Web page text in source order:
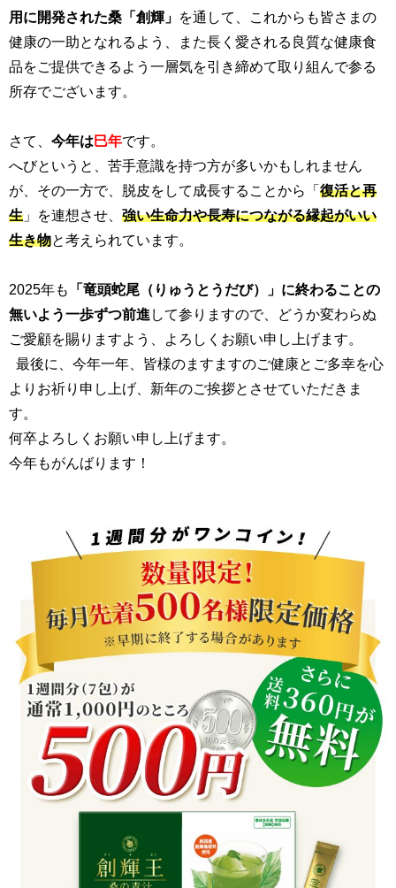
用に開発された桑「創輝」
を通して、これからも皆さまの
健康の一助となれるよう、また長く愛される 良質な健康食
品をご提供できるよう 一層気を引き締めて取り組んで参る
所存でございます。
さて、 今年は 巳年です。
へびというと、苦手意識を持つ方が多いかもしれません
が、その一方で、脱皮をして成長することから「 復活と再
生 」を連想させ、 強い生命力や長寿につながる縁起がいい
生き物と考えられています。
2025年も 「 竜頭蛇尾（りゅうとうだび）」に終わることの
無いよう一歩ずつ前進 して参りますので、どうか変わらぬ
ご愛顧を賜りますよう、よろしくお願い申し上げます。
最後に、今年一年、皆様のますますのご健康とご多幸を心
よりお祈り申し上げ、新年のご挨拶とさせていただきま
す。
何卒よろしくお願い申し上げます。
今年もがんばります！